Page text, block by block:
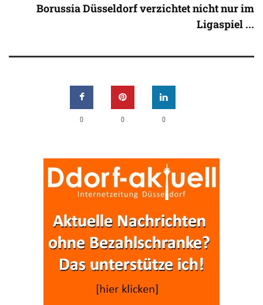
Borussia Düsseldorf verzichtet nicht nur im
Ligaspiel ...
0 0 0